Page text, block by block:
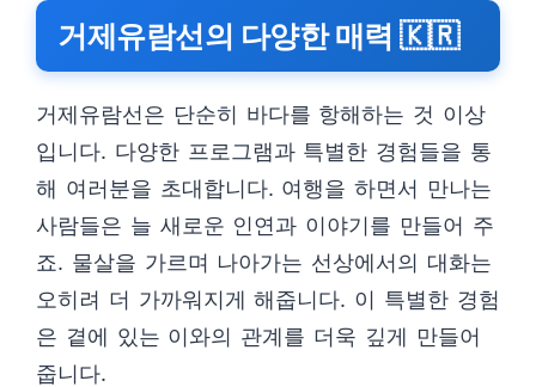
거제유람선의 다양한 매력 🇰🇷
거제유람선은 단순히 바다를 항해하는 것 이상
입니다. 다양한 프로그램과 특별한 경험들을 통
해 여러분을 초대합니다. 여행을 하면서 만나는
사람들은 늘 새로운 인연과 이야기를 만들어 주
죠. 물살을 가르며 나아가는 선상에서의 대화는
오히려 더 가까워지게 해줍니다. 이 특별한 경험
은 곁에 있는 이와의 관계를 더욱 깊게 만들어
줍니다.